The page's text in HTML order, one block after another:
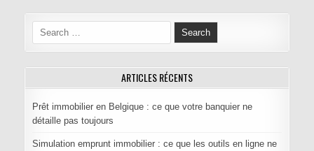
Search for:
ARTICLES RÉCENTS
Prêt immobilier en Belgique : ce que votre banquier ne
détaille pas toujours
Simulation emprunt immobilier : ce que les outils en ligne ne